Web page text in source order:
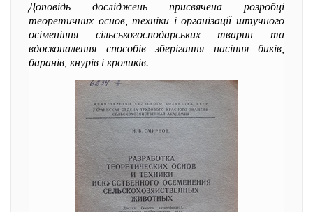
Доповідь досліджень присвячена розробці
теоретичних основ, техніки і організації штучного
осіменіння сільськогосподарських тварин та
вдосконалення способів зберігання насіння биків,
баранів, кнурів і кроликів.